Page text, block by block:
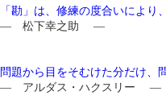
「勘」は、修練の度合いによ
― 松下幸之助 ―
問題から目をそむけた分だけ、
― アルダス・ハクスリー ―